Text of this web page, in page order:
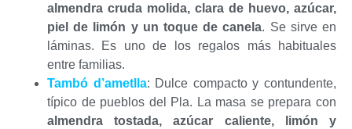
almendra cruda molida, clara de huevo, azúcar,
piel de limón y un toque de canela. Se sirve en
láminas. Es uno de los regalos más habituales
entre familias.
Tambó d’ametlla: Dulce compacto y contundente,
típico de pueblos del Pla. La masa se prepara con
almendra tostada, azúcar caliente, limón y